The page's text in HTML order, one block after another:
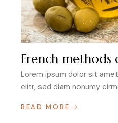
French methods
Lorem ipsum dolor sit
elitr, sed diam nonumy
READ MORE